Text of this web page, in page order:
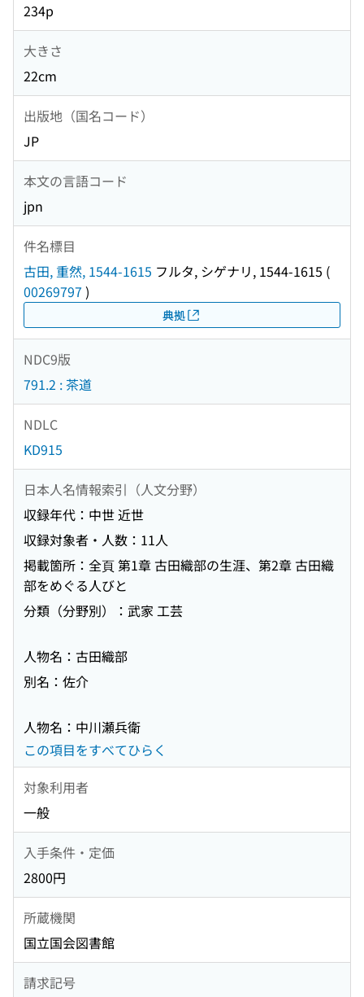
234p
大きさ
22cm
出版地（国名コード）
JP
本文の言語コード
jpn
件名標目
古田, 重然, 1544-1615 フルタ, シゲナリ, 1544-1615 (
00269797 )
典拠
NDC9版
791.2 : 茶道
NDLC
KD915
日本人名情報索引（人文分野）
収録年代：中世 近世
収録対象者・人数：11人
掲載箇所：全頁 第1章 古田織部の生涯、第2章 古田織
部をめぐる人びと
分類（分野別）：武家 工芸
人物名：古田織部
別名：佐介
人物名：中川瀬兵衛
この項目をすべてひらく
対象利用者
一般
入手条件・定価
2800円
所蔵機関
国立国会図書館
請求記号